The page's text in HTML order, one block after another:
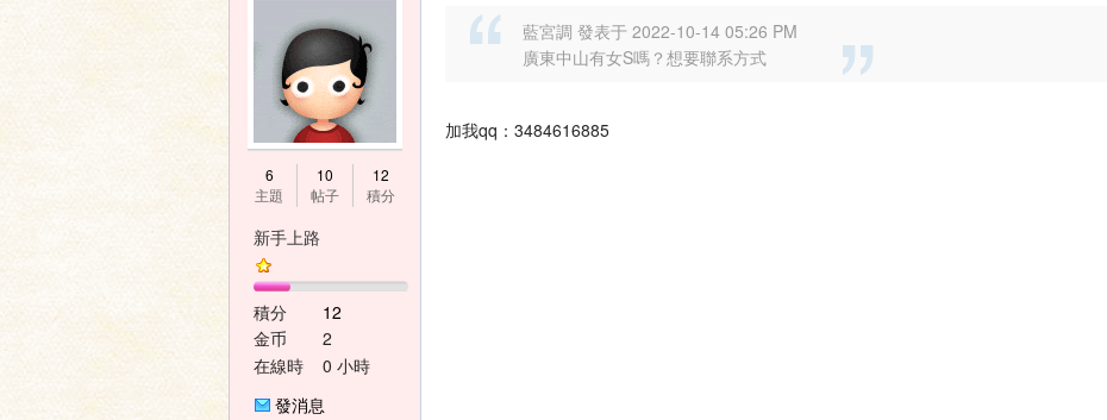
6
主題
10
帖子
12
積分
新手上路
積分
12
金币
2
在線時
0 小時
發消息
藍宮調 發表于 2022-10-14 05:26 PM
廣東中山有女S嗎？想要聯系方式
加我qq：3484616885